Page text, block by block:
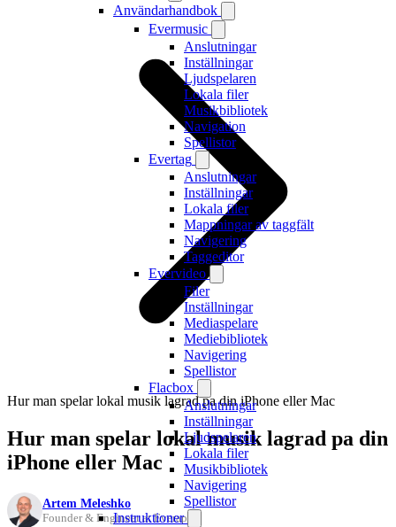
Användarhandbok
Evermusic
Anslutningar
Inställningar
Ljudspelaren
Lokala filer
Musikbibliotek
Navigation
Spellistor
Evertag
Anslutningar
Inställningar
Lokala filer
Mappningar av taggfält
Navigering
Taggeditor
Evervideo
Filer
Inställningar
Mediaspelare
Mediebibliotek
Navigering
Spellistor
Flacbox
Anslutningar
Inställningar
Ljudspelaren
Lokala filer
Musikbibliotek
Navigering
Spellistor
Instruktioner
Hur man spelar lokal musik lagrad pa din iPhone eller Mac
Hur man spelar lokal musik lagrad pa din
iPhone eller Mac
Artem Meleshko
Founder & Engineer at Everappz